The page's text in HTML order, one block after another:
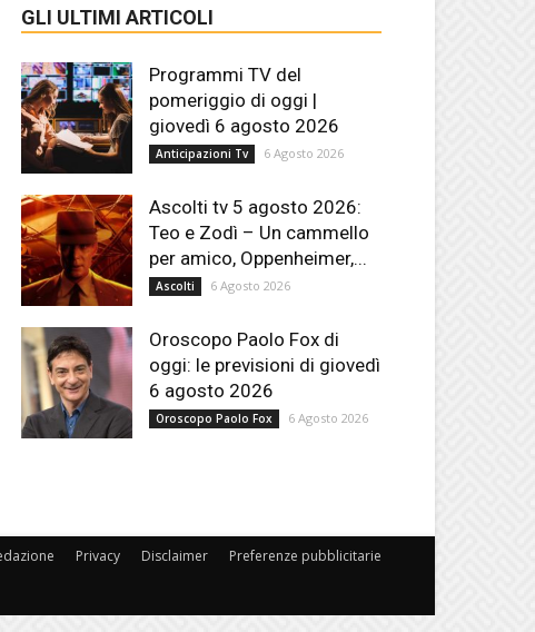
GLI ULTIMI ARTICOLI
Programmi TV del
pomeriggio di oggi |
giovedì 6 agosto 2026
Anticipazioni Tv 6 Agosto 2026
Ascolti tv 5 agosto 2026:
Teo e Zodì – Un cammello
per amico, Oppenheimer,...
Ascolti 6 Agosto 2026
Oroscopo Paolo Fox di
oggi: le previsioni di giovedì
6 agosto 2026
Oroscopo Paolo Fox 6 Agosto 2026
Privacy Disclaimer Preferenze pubblicitarie